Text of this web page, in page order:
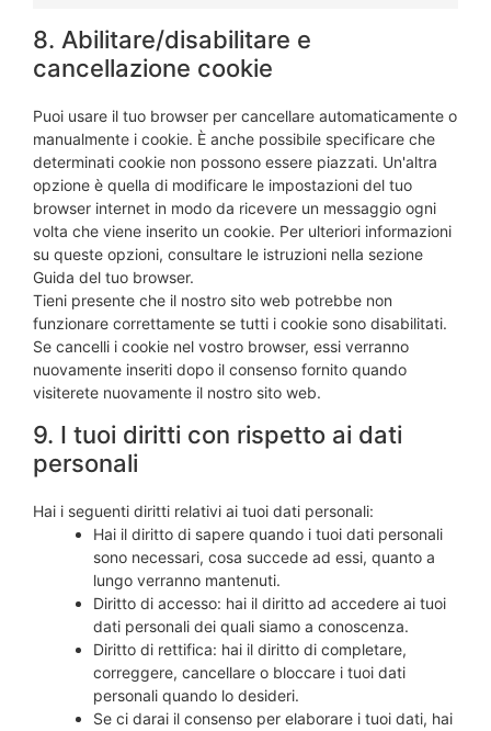
8. Abilitare/disabilitare e
cancellazione cookie
Puoi usare il tuo browser per cancellare automaticamente o
manualmente i cookie. È anche possibile specificare che
determinati cookie non possono essere piazzati. Un'altra
opzione è quella di modificare le impostazioni del tuo
browser internet in modo da ricevere un messaggio ogni
volta che viene inserito un cookie. Per ulteriori informazioni
su queste opzioni, consultare le istruzioni nella sezione
Guida del tuo browser.
Tieni presente che il nostro sito web potrebbe non
funzionare correttamente se tutti i cookie sono disabilitati.
Se cancelli i cookie nel vostro browser, essi verranno
nuovamente inseriti dopo il consenso fornito quando
visiterete nuovamente il nostro sito web.
9. I tuoi diritti con rispetto ai dati
personali
Hai i seguenti diritti relativi ai tuoi dati personali:
Hai il diritto di sapere quando i tuoi dati personali
sono necessari, cosa succede ad essi, quanto a
lungo verranno mantenuti.
Diritto di accesso: hai il diritto ad accedere ai tuoi
dati personali dei quali siamo a conoscenza.
Diritto di rettifica: hai il diritto di completare,
correggere, cancellare o bloccare i tuoi dati
personali quando lo desideri.
Se ci darai il consenso per elaborare i tuoi dati, hai